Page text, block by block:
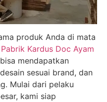
produk Anda di mata
Pabrik Kardus Doc Ayam
mendapatkan
sesuai brand, dan
Mulai dari pelaku
kami siap